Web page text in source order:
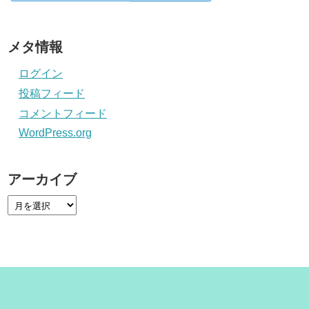
メタ情報
ログイン
投稿フィード
コメントフィード
WordPress.org
アーカイブ